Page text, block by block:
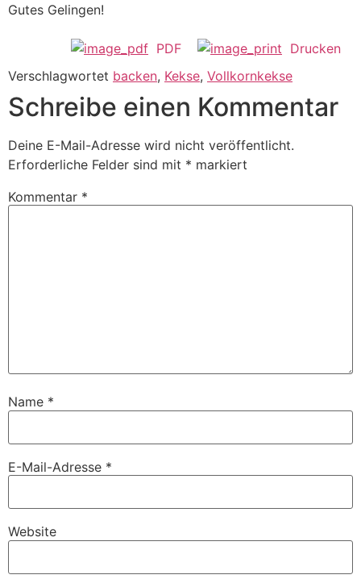
Gutes Gelingen!
PDF
Drucken
Verschlagwortet backen, Kekse, Vollkornkekse
Schreibe einen Kommentar
Deine E-Mail-Adresse wird nicht veröffentlicht.
Erforderliche Felder sind mit * markiert
Kommentar *
Name *
E-Mail-Adresse *
Website